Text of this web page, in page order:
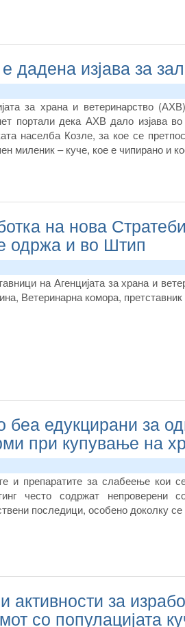
изјава за
за храна и ветеринарство (АХВ)
портали дека АХВ дало изјава
населба Козле, за кое се
миленик – куче, кое е чипирано и
на нова
одржа и во Штип
на Агенцијата за храна и
Ветеринарна комора,
беа едукцирани за
при купување на
и препаратите за слабеење кои
често содржат непроверени
последици, особено доколку се
за
со популацијата